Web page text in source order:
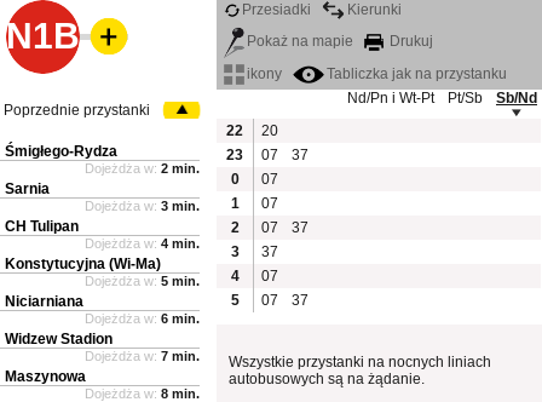
N1B
Przesiadki
Kierunki
Pokaż na mapie
Drukuj
ikony
Tabliczka jak na przystanku
Nd/Pn i Wt-Pt
Pt/Sb
Sb/Nd
22
20
23
07
37
0
07
1
07
2
07
37
3
37
4
07
5
07 37
Wszystkie przystanki na nocnych liniach
autobusowych są na żądanie.
Poprzednie przystanki
Śmigłego-Rydza
Dojeżdża w: 2 min.
Sarnia
Dojeżdża w: 3 min.
CH Tulipan
Dojeżdża w: 4 min.
Konstytucyjna (Wi-Ma)
Dojeżdża w: 5 min.
Niciarniana
Dojeżdża w: 6 min.
Widzew Stadion
Dojeżdża w: 7 min.
Maszynowa
Dojeżdża w: 8 min.